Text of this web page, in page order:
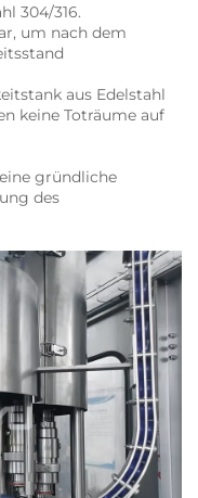
304/316.
um nach dem
aus Edelstahl
keine Toträume auf
gründliche
des